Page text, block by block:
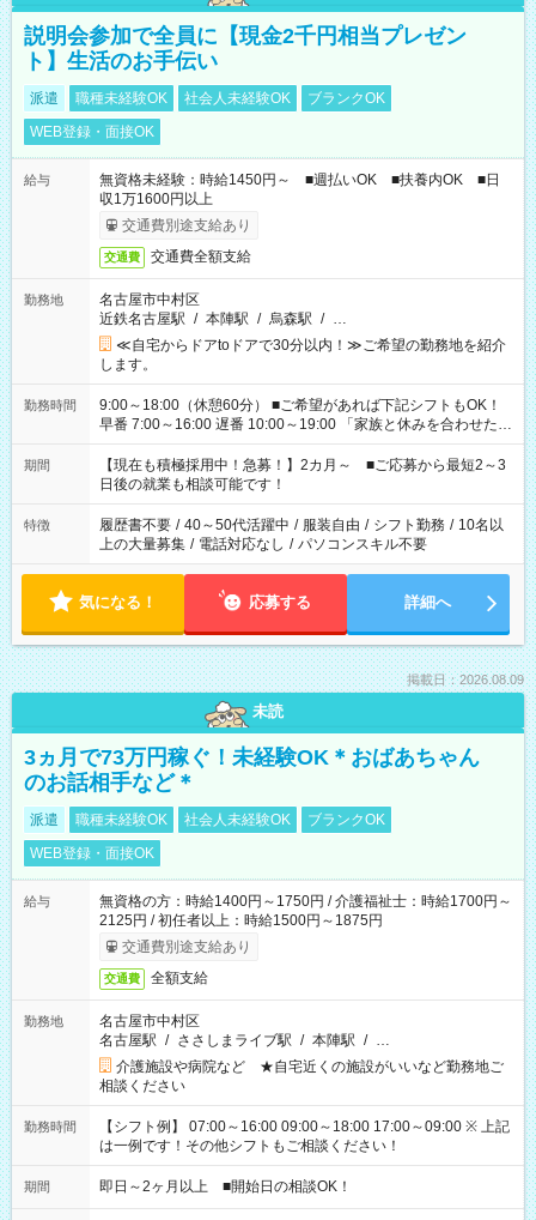
説明会参加で全員に【現金2千円相当プレゼン
ト】生活のお手伝い
派遣 職種未経験OK 社会人未経験OK
ブランクOK
WEB登録・面接OK
給与
無資格未経験：時給1450円～ ■週払いOK ■扶養内OK ■日
収1万1600円以上
交通費別途支給あり
交通費 交通費全額支給
勤務地
名古屋市中村区
近鉄名古屋駅 / 本陣駅 / 烏森駅 / …
≪自宅からドアtoドアで30分以内！≫ご希望の勤務地を紹介
します。
勤務時間
9:00～18:00（休憩60分） ■ご希望があれば下記シフトもOK！
早番 7:00～16:00 遅番 10:00～19:00 「家族と休みを合わせた
い」 「余裕を持って夕飯の準備がしたい」 「できれば残業はし
たくない」 など、ご希望を教えてくださいね。 ※Wワーク希望
の方へ 今ご覧のお仕事で希望する勤務時間と、もう1つのお仕事
の勤務時間。 合計で週40時間を超える場合は応募できません。
期間
【現在も積極採用中！急募！】2カ月～ ■ご応募から最短2～3
日後の就業も相談可能です！
特徴 履歴書不要 / 40～50代活躍中 / 服装自由 / シフト勤務 / 10名以
上の大量募集 / 電話対応なし / パソコンスキル不要
気になる！ 応募する 詳細へ
掲載日：2026.08.09
未読
3ヵ月で73万円稼ぐ！未経験OK＊おばあちゃん
のお話相手など＊
派遣 職種未経験OK 社会人未経験OK
ブランクOK
WEB登録・面接OK
給与
無資格の方：時給1400円～1750円 / 介護福祉士：時給1700円～
2125円 / 初任者以上：時給1500円～1875円
交通費別途支給あり
交通費 全額支給
勤務地
名古屋市中村区
名古屋駅 / ささしまライブ駅 / 本陣駅 / …
介護施設や病院など ★自宅近くの施設がいいなど勤務地ご
相談ください
勤務時間
【シフト例】 07:00～16:00 09:00～18:00 17:00～09:00 ※ 上記
は一例です！その他シフトもご相談ください！
期間 即日～2ヶ月以上 ■開始日の相談OK！